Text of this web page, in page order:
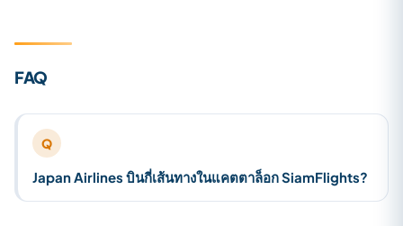
FAQ
Q
Japan Airlines บินกี่เส้นทางในแคตตาล็อก SiamFlights?